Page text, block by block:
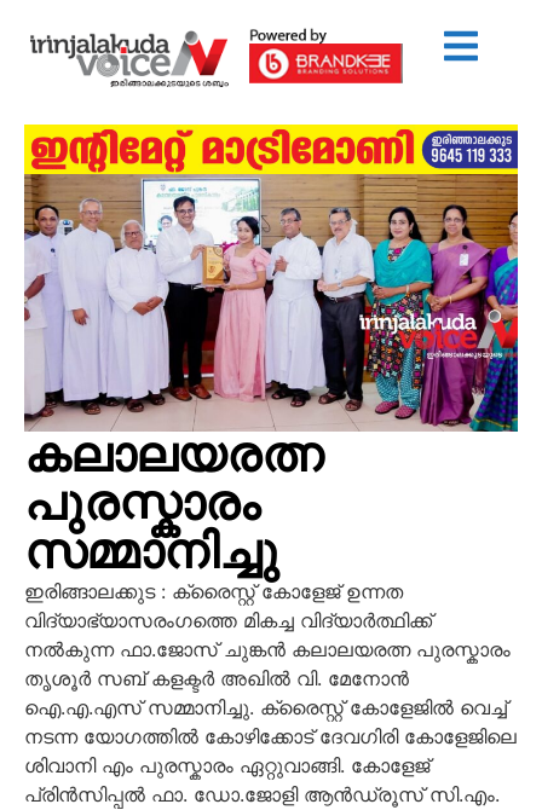
കലാലയരത്ന
പുരസ്കാരം
സമ്മാനിച്ചു
ഇരിങ്ങാലക്കുട : ക്രൈസ്റ്റ് കോളേജ് ഉന്നത
വിദ്യാഭ്യാസരംഗത്തെ മികച്ച വിദ്യാർത്ഥിക്ക്
നൽകുന്ന ഫാ.ജോസ് ചുങ്കൻ കലാലയരത്ന പുരസ്കാരം
തൃശൂർ സബ് കളക്ടർ അഖിൽ വി. മേനോൻ
ഐ.എ.എസ് സമ്മാനിച്ചു. ക്രൈസ്റ്റ് കോളേജിൽ വെച്ച്
നടന്ന യോഗത്തിൽ കോഴിക്കോട് ദേവഗിരി കോളേജിലെ
ശിവാനി എം പുരസ്കാരം ഏറ്റുവാങ്ങി. കോളേജ്
പ്രിൻസിപ്പൽ ഫാ. ഡോ.ജോളി ആൻഡ്രൂസ് സി.എം.